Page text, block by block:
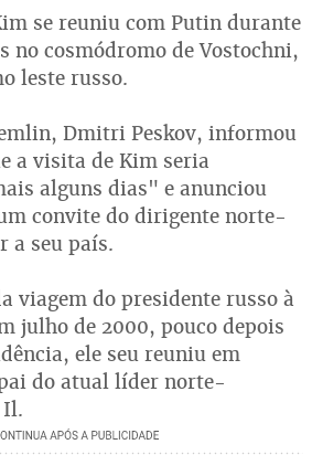
se reuniu com Putin durante
no cosmódromo de Vostochni,
leste russo.
Dmitri Peskov, informou
a visita de Kim seria
alguns dias" e anunciou
convite do dirigente norte-
a seu país.
viagem do presidente russo à
julho de 2000, pouco depois
ele seu reuniu em
do atual líder norte-
Il.